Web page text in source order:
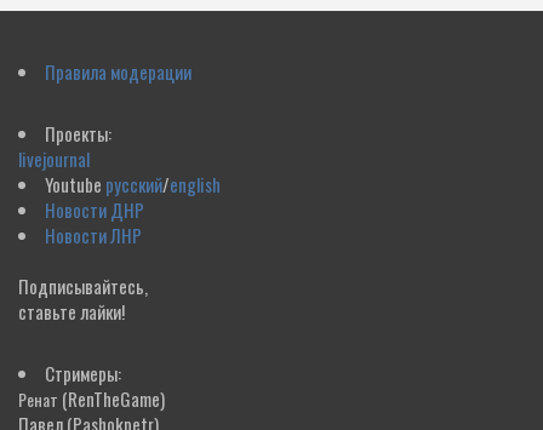
Правила модерации
Проекты:
livejournal
Youtube русский/english
Новости ДНР
Новости ЛНР
Подписывайтесь,
ставьте лайки!
Стримеры:
Ренат (RenTheGame)
Павел(Pashokpetr)